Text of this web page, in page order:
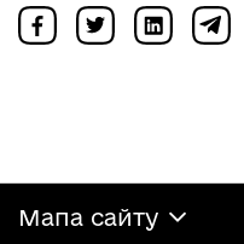
Мапа сайту